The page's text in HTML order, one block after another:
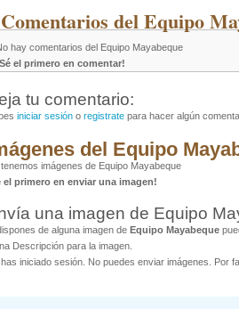
del Equipo
hay comentarios del Equipo Mayabeque
el primero en comentar!
tu comentario:
iniciar sesión o registrate para hacer algún
del Equipo
imágenes de Equipo Mayabeque
el primero en enviar una imagen!
una imagen de Equipo
de alguna imagen de Equipo Mayabeque
Descripción para la imagen.
has iniciado sesión. No puedes enviar imágenes. Por